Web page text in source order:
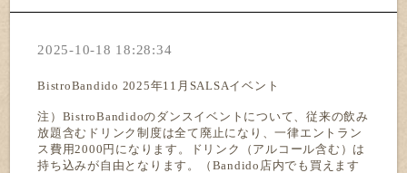
2025-10-18 18:28:34
BistroBandido 2025年11月SALSAイベント
注）BistroBandidoのダンスイベントについて、従来の飲み
放題含むドリンク制度は全て廃止になり、一律エントラン
ス費用2000円になります。ドリンク（アルコール含む）は
持ち込みが自由となります。（Bandido店内でも買えます